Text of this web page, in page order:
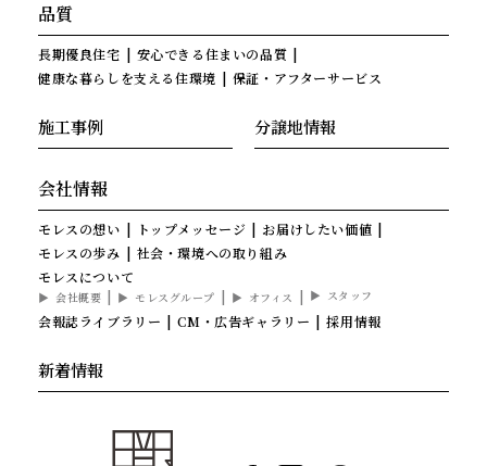
品質
長期優良住宅
安心できる住まいの品質
健康な暮らしを支える住環境
保証・アフターサービス
施工事例 分譲地情報
会社情報
モレスの想い トップメッセージ
お届けしたい価値
モレスの歩み
社会・環境への取り組み
モレスについて
会社概要 モレスグループ オフィス スタッフ
会報誌ライブラリー CM・広告ギャラリー 採用情報
新着情報